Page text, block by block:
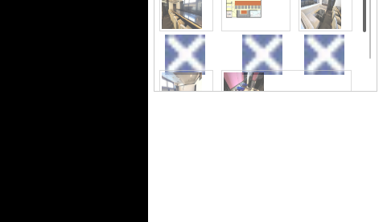
内装 間取り 内装